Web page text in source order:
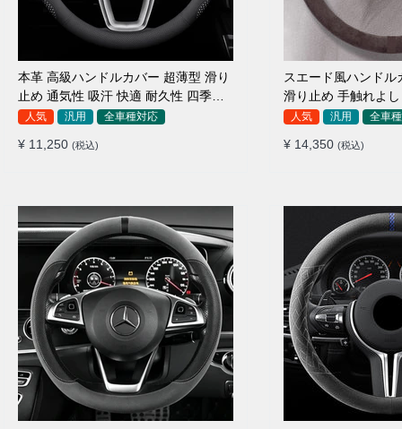
本革 高級ハンドルカバー 超薄型 滑り
止め 通気性 吸汗 快適 耐久性 四季汎
用 35~40CM
人気 汎用 全車種対応
¥ 11,250 (税込)
スエード風ハンドル
滑り止め 手触れよ
汎用 35~38CM
人気 汎用 全車
¥ 14,350 (税込)